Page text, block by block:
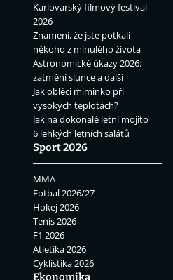
Karlovarský filmový festival
2026
Znamení, že jste potkali
někoho z minulého života
Astronomické úkazy 2026:
zatmění slunce a další
Jak obléci miminko při
vysokých teplotách?
Jak na dokonalé letní mojito
6 lehkých letních salátů
Sport 2026
MMA
Fotbal 2026/27
Hokej 2026
Tenis 2026
F1 2026
Atletika 2026
Cyklistika 2026
Ekonomika